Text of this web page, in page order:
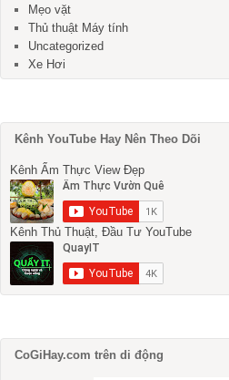
Mẹo vặt
Thủ thuật Máy tính
Uncategorized
Xe Hơi
Kênh YouTube Hay Nên Theo Dõi
Kênh Ẩm Thực View Đẹp
Kênh Thủ Thuật, Đầu Tư YouTube
CoGiHay.com trên di động